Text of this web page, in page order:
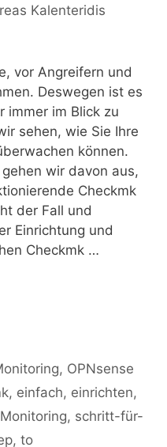
Kalenteridis
vor Angreifern und
Deswegen ist es
immer im Blick zu
sehen, wie Sie Ihre
können.
wir davon aus,
Checkmk
der Fall und
Einrichtung und
Checkmk …
, OPNsense
, einfach, einrichten,
Monitoring, schritt-für-
, to